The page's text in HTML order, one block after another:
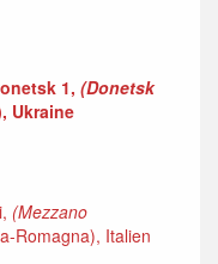
1, (Donetsk
Ukraine
(Mezzano
Romagna), Italien